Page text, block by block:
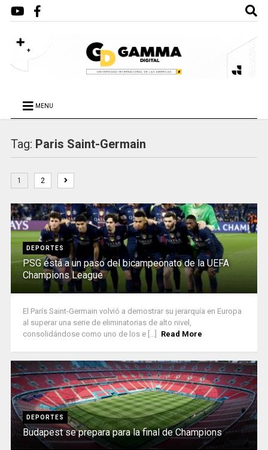
MENU
Tag: Paris Saint-Germain
1 2
DEPORTES
PSG está a un paso del bicampeonato de la UEFA
Champions League
El París Saint-Germain volvió a demostrar su jerarquía en Europa
al superar una serie de eliminatorias de alto nivel,
consolidándose como uno de los e [...]
Read More
DEPORTES
Budapest se prepara para la final de Champions